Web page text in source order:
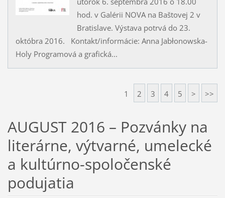
hod. v Galérii NOVA na Baštovej 2 v
Bratislave. Výstava potrvá do 23.
októbra 2016. Kontakt/informácie: Anna Jabłonowska-
Holy Programová a grafická...
1 2 3 4 5 > >>
AUGUST 2016 – Pozvánky na
literárne, výtvarné, umelecké
a kultúrno-spoločenské
podujatia